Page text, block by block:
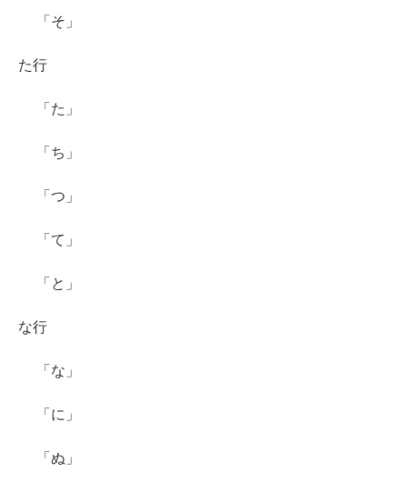
「そ」
た行
「た」
「ち」
「つ」
「て」
「と」
な行
「な」
「に」
「ぬ」